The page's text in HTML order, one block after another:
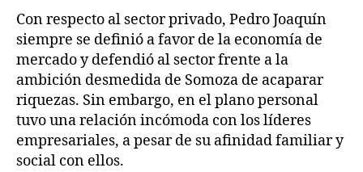
Con respecto al sector privado, Pedro Joaquín
siempre se definió a favor de la economía de
mercado y defendió al sector frente a la
ambición desmedida de Somoza de acaparar
riquezas. Sin embargo, en el plano personal
tuvo una relación incómoda con los líderes
empresariales, a pesar de su afinidad familiar y
social con ellos.